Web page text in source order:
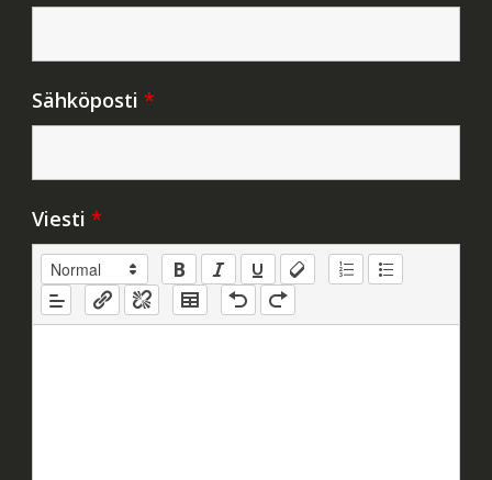
Sähköposti *
Viesti *